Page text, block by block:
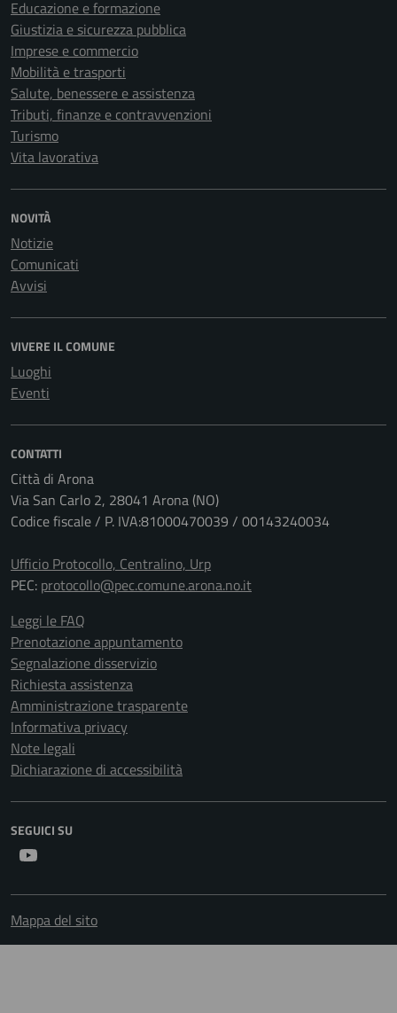
Educazione e formazione
Giustizia e sicurezza pubblica
Imprese e commercio
Mobilità e trasporti
Salute, benessere e assistenza
Tributi, finanze e contravvenzioni
Turismo
Vita lavorativa
NOVITÀ
Notizie
Comunicati
Avvisi
VIVERE IL COMUNE
Luoghi
Eventi
CONTATTI
Città di Arona
Via San Carlo 2, 28041 Arona (NO)
Codice fiscale / P. IVA:81000470039 / 00143240034
Ufficio Protocollo, Centralino, Urp
PEC: protocollo@pec.comune.arona.no.it
Leggi le FAQ
Prenotazione appuntamento
Segnalazione disservizio
Richiesta assistenza
Amministrazione trasparente
Informativa privacy
Note legali
Dichiarazione di accessibilità
SEGUICI SU
Mappa del sito